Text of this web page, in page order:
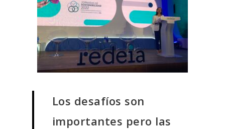
Los desafíos son
importantes pero las